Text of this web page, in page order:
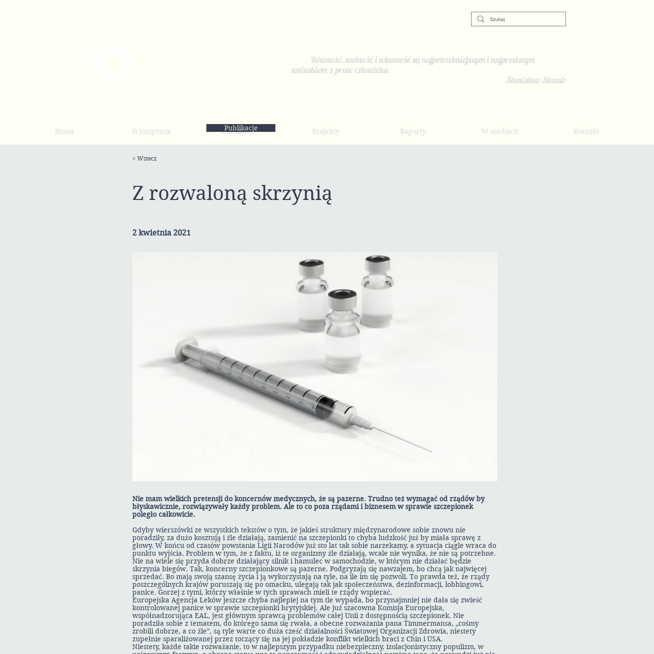
Równość, wolność i własność są najpotrzebniejszym i najprostszym
wnioskiem z praw człowieka.
Stanisław Staszic
Home O Instytucie Publikacje Projekty Raporty W mediach Kontakt
Publikacje
< Wstecz
Z rozwaloną skrzynią
2 kwietnia 2021
Nie mam wielkich pretensji do koncernów medycznych, że są pazerne. Trudno też wymagać od rządów by
błyskawicznie, rozwiązywały każdy problem. Ale to co poza rządami i biznesem w sprawie szczepionek
poległo całkowicie.
Gdyby wierszówki ze wszystkich tekstów o tym, że jakieś struktury międzynarodowe sobie znowu nie
poradziły, za dużo kosztują i źle działają, zamienić na szczepionki to chyba ludzkość już by miała sprawę z
głowy. W końcu od czasów powstania Ligii Narodów już sto lat tak sobie narzekamy, a sytuacja ciągle wraca do
punktu wyjścia. Problem w tym, że z faktu, iż te organizmy źle działają, wcale nie wynika, że nie są potrzebne.
Nie na wiele się przyda dobrze działający silnik i hamulec w samochodzie, w którym nie działać będzie
skrzynia biegów. Tak, koncerny szczepionkowe są pazerne. Podgryzają się nawzajem, bo chcą jak najwięcej
sprzedać. Bo mają swoją szansę życia i ją wykorzystają na tyle, na ile im się pozwoli. To prawda też, że rządy
poszczególnych krajów poruszają się po omacku, ulegają tak jak społeczeństwa, dezinformacji, lobbingowi,
panice. Gorzej z tymi, którzy właśnie w tych sprawach mieli te rządy wspierać.
Europejska Agencja Leków jeszcze chyba najlepiej na tym tle wypada, bo przynajmniej nie dała się zwieść
kontrolowanej panice w sprawie szczepionki brytyjskiej. Ale już szacowna Komisja Europejska,
współnadzorująca EAL, jest głównym sprawcą problemów całej Unii z dostępnością szczepionek. Nie
poradziła sobie z tematem, do którego sama się rwała, a obecne rozważania pana Timmermansa, „cośmy
zrobili dobrze, a co źle”, są tyle warte co duża cześć działalności Światowej Organizacji Zdrowia, niestety
zupełnie sparaliżowanej przez toczący się na jej pokładzie konflikt wielkich braci z Chin i USA.
Niestety, każde takie rozważanie, to w najlepszym przypadku niebezpieczny, izolacjonistyczny populizm, w